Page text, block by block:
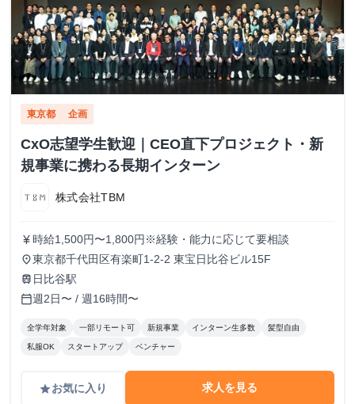
東京都 企画
CxO志望学生歓迎｜CEO直下プロジェクト・新
規事業に携わる長期インターン
株式会社TBM
currency_yen 時給1,500円〜1,800円※経験・能力に応じて要相談
place東京都千代田区有楽町1-2-2 東宝日比谷ビル15F
train 日比谷駅
calendar_today週2日〜 / 週16時間〜
全学年対象 一部リモート可 新規事業 インターン生多数 髪型自由
私服OK スタートアップ ベンチャー
gradeお気に入り 求人を見る